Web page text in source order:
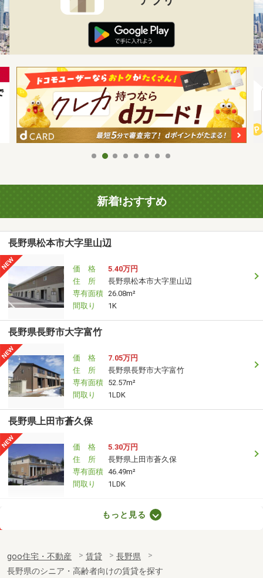
新着!おすすめ
長野県松本市大字里山辺
価 格
5.40万円
住 所
長野県松本市大字里山辺
専有面積 26.08m²
間取り
1K
長野県長野市大字富竹
価 格
7.05万円
住 所
長野県長野市大字富竹
専有面積 52.57m²
間取り
1LDK
長野県上田市蒼久保
価 格
5.30万円
住 所
長野県上田市蒼久保
専有面積 46.49m²
間取り
1LDK
長野県松本市浅間温泉２
専有面積
20.81m²
間取り
1K
もっと見る
goo住宅・不動産 賃貸
長野県
長野県のシニア・高齢者向けの賃貸を探す